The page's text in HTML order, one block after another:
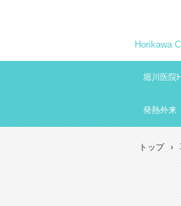
Horikawa
堀川医院
発熱外来
トップ ›